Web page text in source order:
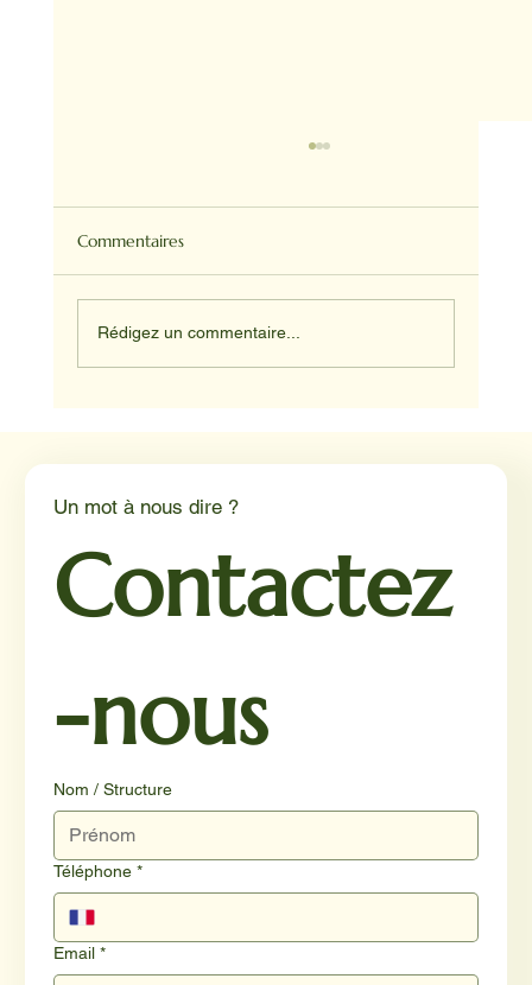
Commentaires
Rédigez un commentaire...
Un mot à nous dire ?
Contactez
-nous
Nom / Structure
Téléphone *
Email *